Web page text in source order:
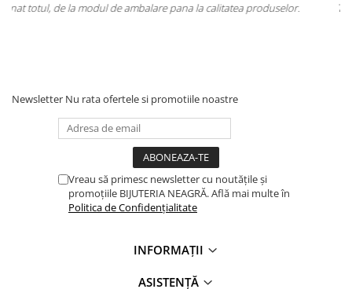
Totul la superlativ! Produsul, fix descrierea, ambalaj,
Newsletter Nu rata ofertele si promotiile noastre
Vreau să primesc newsletter cu noutățile și
promoțiile BIJUTERIA NEAGRĂ. Află mai multe în
Politica de Confidențialitate
INFORMAȚII
ASISTENȚĂ